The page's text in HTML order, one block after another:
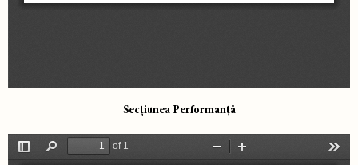
Secțiunea Performanță